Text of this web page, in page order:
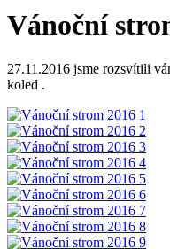
Vánoční
27.11.2016 jsme rozsvítili
koled .